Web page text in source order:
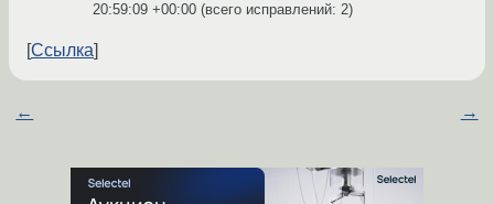
20:59:09 +00:00 (всего исправлений: 2)
Ссылка
← →